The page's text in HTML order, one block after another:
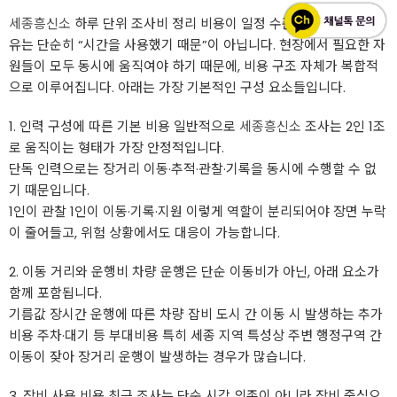
세종흥신소 하루 단위 조사비 정리 비용이 일정 수준 이상이 되는 이
유는 단순히 “시간을 사용했기 때문”이 아닙니다. 현장에서 필요한 자
원들이 모두 동시에 움직여야 하기 때문에, 비용 구조 자체가 복합적
으로 이루어집니다. 아래는 가장 기본적인 구성 요소들입니다.
1. 인력 구성에 따른 기본 비용 일반적으로 세종흥신소 조사는 2인 1조
로 움직이는 형태가 가장 안정적입니다.
단독 인력으로는 장거리 이동·추적·관찰·기록을 동시에 수행할 수 없
기 때문입니다.
1인이 관찰 1인이 이동·기록·지원 이렇게 역할이 분리되어야 장면 누락
이 줄어들고, 위험 상황에서도 대응이 가능합니다.
2. 이동 거리와 운행비 차량 운행은 단순 이동비가 아닌, 아래 요소가
함께 포함됩니다.
기름값 장시간 운행에 따른 차량 잡비 도시 간 이동 시 발생하는 추가
비용 주차·대기 등 부대비용 특히 세종 지역 특성상 주변 행정구역 간
이동이 잦아 장거리 운행이 발생하는 경우가 많습니다.